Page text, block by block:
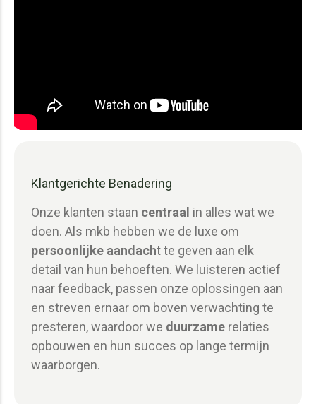
Klantgerichte Benadering
Onze klanten staan centraal in alles wat we
doen. Als mkb hebben we de luxe om
persoonlijke aandacht te geven aan elk
detail van hun behoeften. We luisteren actief
naar feedback, passen onze oplossingen aan
en streven ernaar om boven verwachting te
presteren, waardoor we duurzame relaties
opbouwen en hun succes op lange termijn
waarborgen.